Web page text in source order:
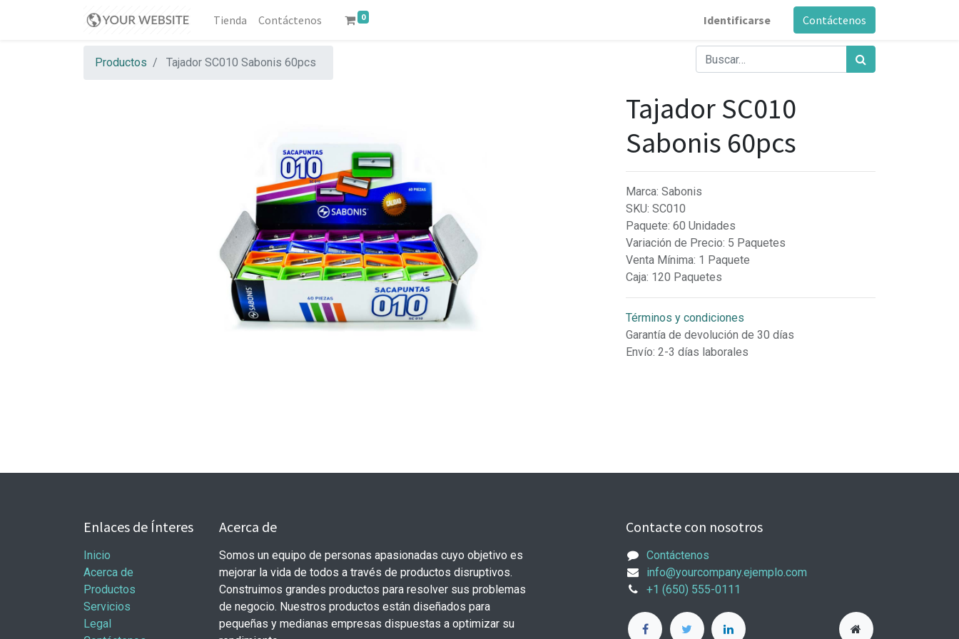
Tienda Contáctenos 0 Identificarse Contáctenos
Productos Tajador SC010 Sabonis 60pcs
Tajador SC010
Sabonis 60pcs
Marca: Sabonis
SKU: SC010
Paquete: 60 Unidades
Variación de Precio: 5 Paquetes
Venta Mínima: 1 Paquete
Caja: 120 Paquetes
Términos y condiciones
Garantía de devolución de 30 días
Envío: 2-3 días laborales
Enlaces de Ínteres
Inicio
Acerca de
Productos
Servicios
Legal
Acerca de
Somos un equipo de personas apasionadas cuyo objetivo es
mejorar la vida de todos a través de productos disruptivos.
Construimos grandes productos para resolver sus problemas
de negocio. Nuestros productos están diseñados para
pequeñas y medianas empresas dispuestas a optimizar su
Contacte con nosotros
Contáctenos
info@yourcompany.ejemplo.com
+1 (650) 555-0111